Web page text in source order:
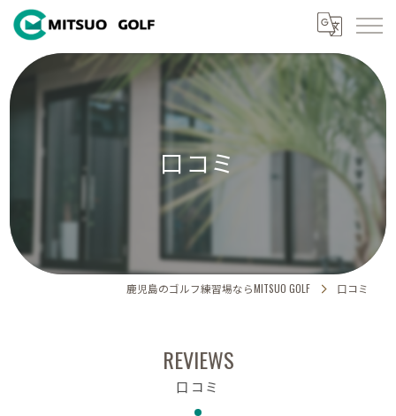
口コミ
鹿児島のゴルフ練習場ならMITSUO GOLF 口コミ
REVIEWS
口コミ